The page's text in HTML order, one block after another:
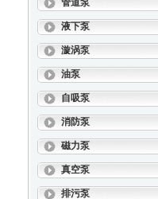
管道泵
液下泵
漩涡泵
油泵
自吸泵
消防泵
磁力泵
真空泵
排污泵